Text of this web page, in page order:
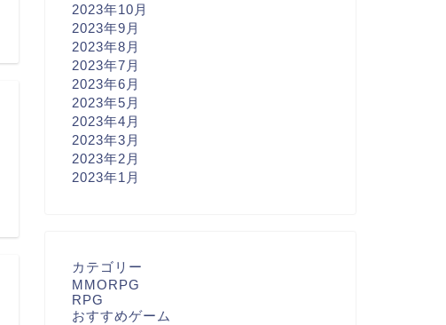
2023年10月
2023年9月
2023年8月
2023年7月
2023年6月
2023年5月
2023年4月
2023年3月
2023年2月
2023年1月
カテゴリー
MMORPG
RPG
おすすめゲーム